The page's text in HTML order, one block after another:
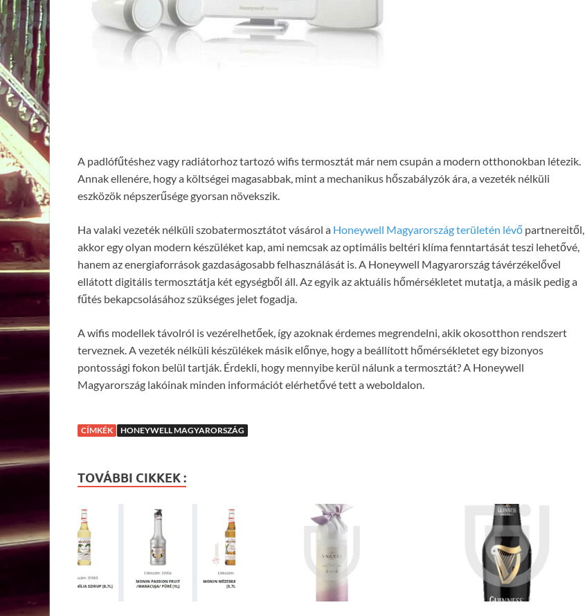
A padlófűtéshez vagy radiátorhoz tartozó wifis termosztát már nem csupán a modern otthonokban létezik.
Annak ellenére, hogy a költségei magasabbak, mint a mechanikus hőszabályzók ára, a vezeték nélküli
eszközök népszerűsége gyorsan növekszik.
Ha valaki vezeték nélküli szobatermosztátot vásárol a Honeywell Magyarország területén lévő partnereitől,
akkor egy olyan modern készüléket kap, ami nemcsak az optimális beltéri klíma fenntartását teszi lehetővé,
hanem az energiaforrások gazdaságosabb felhasználását is. A Honeywell Magyarország távérzékelővel
ellátott digitális termosztátja két egységből áll. Az egyik az aktuális hőmérsékletet mutatja, a másik pedig a
fűtés bekapcsolásához szükséges jelet fogadja.
A wifis modellek távolról is vezérelhetőek, így azoknak érdemes megrendelni, akik okosotthon rendszert
terveznek. A vezeték nélküli készülékek másik előnye, hogy a beállított hőmérsékletet egy bizonyos
pontossági fokon belül tartják. Érdekli, hogy mennyibe kerül nálunk a termosztát? A Honeywell
Magyarország lakóinak minden információt elérhetővé tett a weboldalon.
CÍMKÉK HONEYWELL MAGYARORSZÁG
TOVÁBBI CIKKEK :